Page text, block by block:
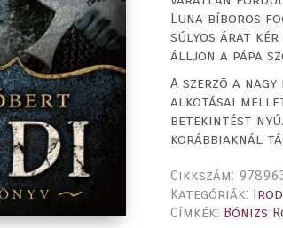
Luna bíboros
súlyos árat kér
álljon a pápa
A szerzõ a
alkotásai
betekintést
korábbiaknál
Cikkszám:
Kategóriák:
Címkék: Bónizs